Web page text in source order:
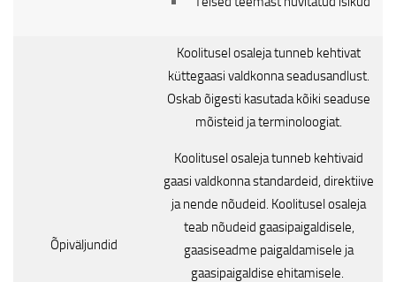
Õpiväljundid
Koolitusel osaleja tunneb kehtivat
küttegaasi valdkonna seadusandlust.
Oskab õigesti kasutada kõiki seaduse
mõisteid ja terminoloogiat.
Koolitusel osaleja tunneb kehtivaid
gaasi valdkonna standardeid, direktiive
ja nende nõudeid. Koolitusel osaleja
teab nõudeid gaasipaigaldisele,
gaasiseadme paigaldamisele ja
gaasipaigaldise ehitamisele.